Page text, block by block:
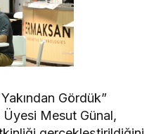
Gördük”
Mesut Günal,